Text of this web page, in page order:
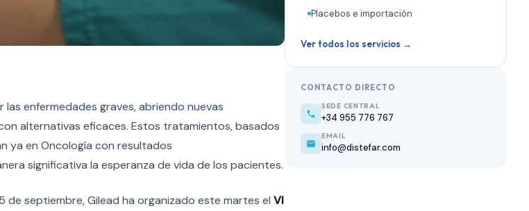
enfermedades graves, abriendo nuevas
alternativas eficaces. Estos tratamientos, basados
ya en Oncología con resultados
significativa la esperanza de vida de los pacientes.
de septiembre, Gilead ha organizado este martes el VI
Placebos e importación
Ver todos los servicios →
CONTACTO DIRECTO
SEDE CENTRAL
+34 955 776 767
EMAIL
info@distefar.com